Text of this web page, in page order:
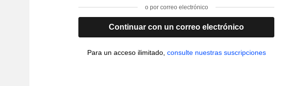
o por correo electrónico
Continuar con un correo electrónico
Para un acceso ilimitado, consulte nuestras suscripciones